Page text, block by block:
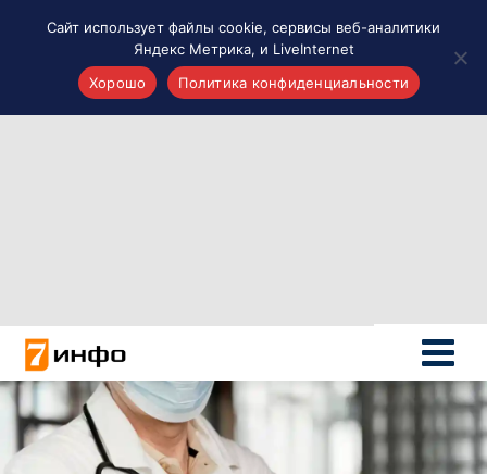
Новости России
Политика
Новости мира
Все материалы 7инфо
О НАС
Сайт использует файлы cookie, сервисы веб-аналитики
Яндекс Метрика, и LiveInternet
Хорошо
Политика конфиденциальности